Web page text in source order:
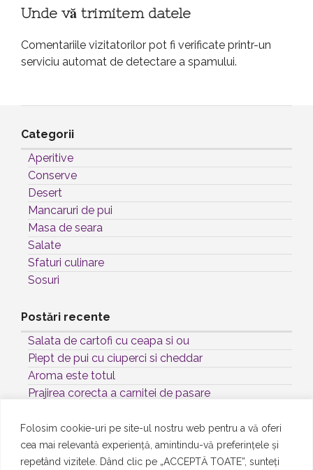
Folosim cookie-uri pe site-ul nostru web pentru a vă oferi
cea mai relevantă experiență, amintindu-vă preferințele și
repetând vizitele. Dând clic pe „ACCEPTĂ TOATE”, sunteți
Unde vă trimitem datele
Comentariile vizitatorilor pot fi verificate printr-un
serviciu automat de detectare a spamului.
Categorii
Aperitive
Conserve
Desert
Mancaruri de pui
Masa de seara
Salate
Sfaturi culinare
Sosuri
Postări recente
Salata de cartofi cu ceapa si ou
Piept de pui cu ciuperci si cheddar
Aroma este totul
Prajirea corecta a carnitei de pasare
Etichete